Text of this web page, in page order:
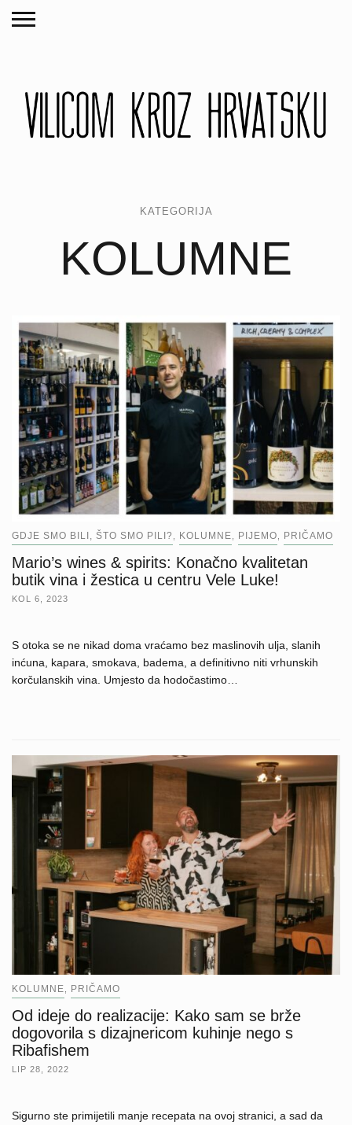
KATEGORIJA
KOLUMNE
GDJE SMO BILI, ŠTO SMO PILI? KOLUMNE PIJEMO PRIČAMO
Mario’s wines & spirits: Konačno kvalitetan
butik vina i žestica u centru Vele Luke!
KOL 6, 2023
S otoka se ne nikad doma vraćamo bez maslinovih ulja, slanih
inćuna, kapara, smokava, badema, a definitivno niti vrhunskih
korčulanskih vina. Umjesto da hodočastimo…
KOLUMNE PRIČAMO
Od ideje do realizacije: Kako sam se brže
dogovorila s dizajnericom kuhinje nego s
Ribafishem
LIP 28, 2022
Sigurno ste primijetili manje recepata na ovoj stranici, a sad da